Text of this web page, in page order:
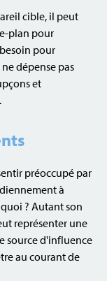
cible, il peut
plan pour
pour
dépense pas
et
préoccupé par
à
? Autant son
représenter une
source d'influence
au courant de